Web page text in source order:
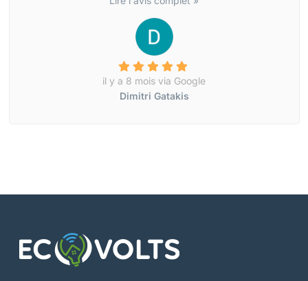
il y a 8 mois via Google
Dimitri Gatakis